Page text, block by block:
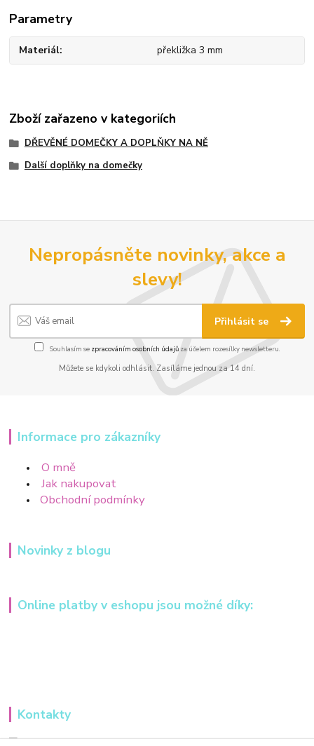
Parametry
Materiál překližka 3 mm
Zboží zařazeno v kategoriích
DŘEVĚNÉ DOMEČKY A DOPLŇKY NA NĚ
Další doplňky na domečky
Nepropásněte novinky, akce a
slevy!
Přihlásit se
Souhlasím se zpracováním osobních údajůza účelem rozesílky newsletteru.
Můžete se kdykoli odhlásit. Zasíláme jednou za 14 dní.
Informace pro zákazníky
O mně
Jak nakupovat
Obchodní podmínky
Novinky z blogu
Online platby v eshopu jsou možné díky:
Kontakty